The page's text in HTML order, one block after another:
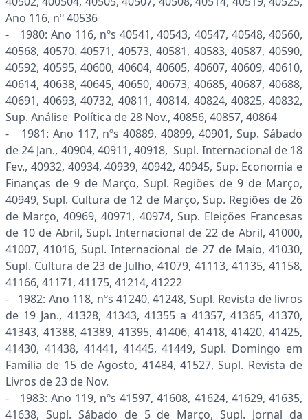
Ano 116, nº 40536
- 1980: Ano 116, nºs 40541, 40543, 40547, 40548, 40560,
40568, 40570. 40571, 40573, 40581, 40583, 40587, 40590,
40592, 40595, 40600, 40604, 40605, 40607, 40609, 40610,
40614, 40638, 40645, 40650, 40673, 40685, 40687, 40688,
40691, 40693, 40732, 40811, 40814, 40824, 40825, 40832,
Sup. Análise Política de 28 Nov., 40856, 40857, 40864
- 1981: Ano 117, nºs 40889, 40899, 40901, Sup. Sábado
de 24 Jan., 40904, 40911, 40918, Supl. Internacional de 18
Fev., 40932, 40934, 40939, 40942, 40945, Sup. Economia e
Finanças de 9 de Março, Supl. Regiões de 9 de Março,
40949, Supl. Cultura de 12 de Março, Sup. Regiões de 26
de Março, 40969, 40971, 40974, Sup. Eleições Francesas
de 10 de Abril, Supl. Internacional de 22 de Abril, 41000,
41007, 41016, Supl. Internacional de 27 de Maio, 41030,
Supl. Cultura de 23 de Julho, 41079, 41113, 41135, 41158,
41166, 41171, 41175, 41214, 41222
- 1982: Ano 118, nºs 41240, 41248, Supl. Revista de livros
de 19 Jan., 41328, 41343, 41355 a 41357, 41365, 41370,
41343, 41388, 41389, 41395, 41406, 41418, 41420, 41425,
41430, 41438, 41441, 41445, 41449, Supl. Domingo em
Família de 15 de Agosto, 41484, 41527, Supl. Revista de
Livros de 23 de Nov.
- 1983: Ano 119, nºs 41597, 41608, 41624, 41629, 41635,
41638, Supl. Sábado de 5 de Março, Supl. Jornal da